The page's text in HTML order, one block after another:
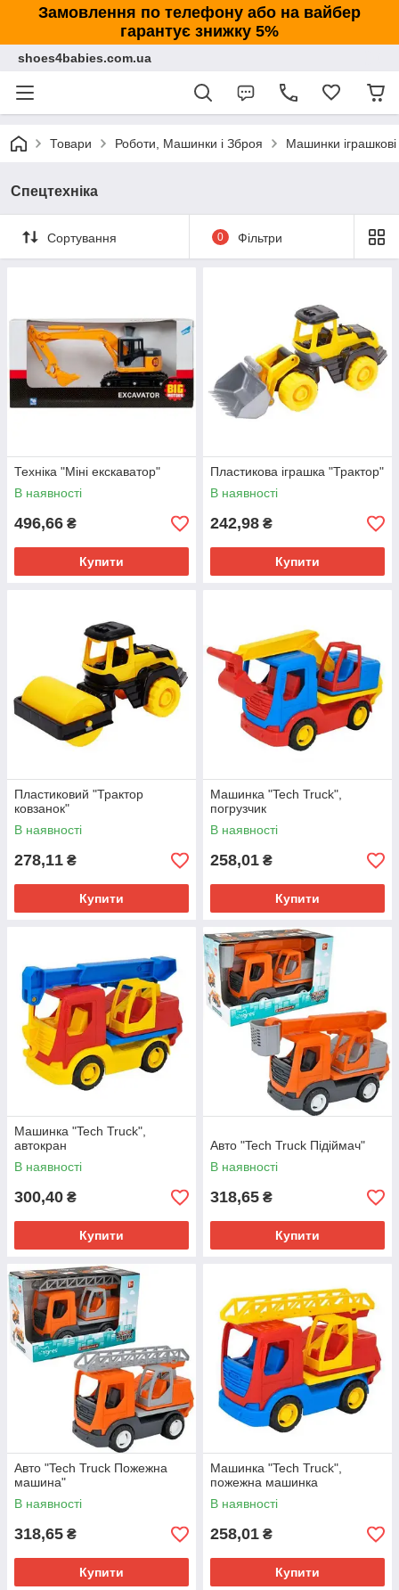
Замовлення по телефону або на вайбер
гарантує знижку 5%
shoes4babies.com.ua
Товари Роботи, Машинки і Зброя Машинки іграшкові
Спецтехніка
Сортування 0 Фільтри
Техніка "Міні екскаватор"
В наявності
496,66 ₴
Купити
Пластикова іграшка "Трактор"
В наявності
242,98 ₴
Купити
Пластиковий "Трактор
ковзанок"
В наявності
278,11 ₴
Купити
Машинка "Tech Truck",
погрузчик
В наявності
258,01 ₴
Купити
Машинка "Tech Truck",
автокран
В наявності
300,40 ₴
Купити
Авто "Tech Truck Підіймач"
В наявності
318,65 ₴
Купити
Авто "Tech Truck Пожежна
машина"
В наявності
318,65 ₴
Купити
Машинка "Tech Truck",
пожежна машинка
В наявності
258,01 ₴
Купити